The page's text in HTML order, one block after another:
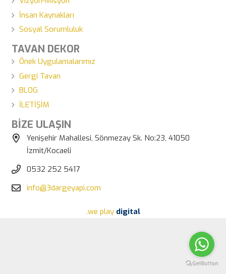
İnsan Kaynakları
Sosyal Sorumluluk
TAVAN DEKOR
Önek Uygulamalarımız
Gergi Tavan
BLOG
İLETİŞİM
BİZE ULAŞIN
Yenişehir Mahallesi, Sönmezay Sk. No:23, 41050
İzmit/Kocaeli
0532 252 5417
info@3dargeyapi.com
.we play digital